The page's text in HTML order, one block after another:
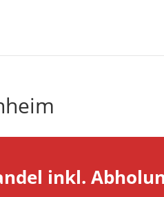
inkl.